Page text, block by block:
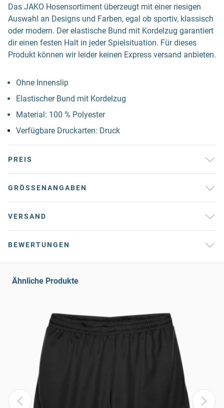
Das JAKO Hosensortiment überzeugt mit einer riesigen
Auswahl an Designs und Farben, egal ob sportiv, klassisch
oder modern. Der elastische Bund mit Kordelzug garantiert
dir einen festen Halt in jeder Spielsituation. Für dieses
Produkt können wir leider keinen Express versand anbieten.
Ohne Innenslip
Elastischer Bund mit Kordelzug
Material: 100 % Polyester
Verfügbare Druckarten: Druck
PREIS
GRÖSSENANGABEN
VERSAND
BEWERTUNGEN
Ähnliche Produkte